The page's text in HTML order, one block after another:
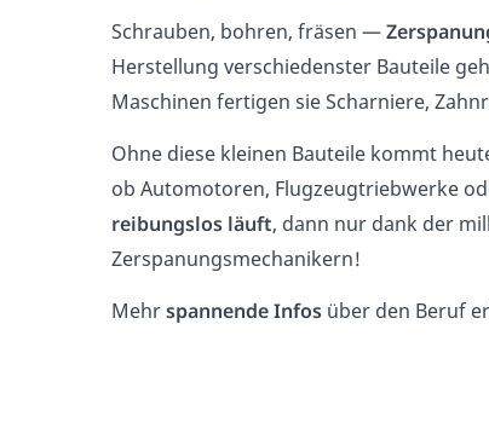
Schrauben, bohren, fräsen —
Herstellung verschiedenster Bauteile
Maschinen fertigen sie Scharniere,
Ohne diese kleinen Bauteile kommt
ob Automotoren, Flugzeugtriebwerke
reibungslos läuft, dann nur dank der
Zerspanungsmechanikern!
Mehrspannende Infos über den Beruf